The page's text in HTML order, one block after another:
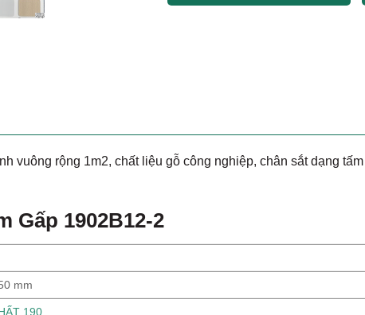
vuông rộng 1m2, chất liệu gỗ công nghiệp, chân sắt dạng
Gấp 1902B12-2
mm
190